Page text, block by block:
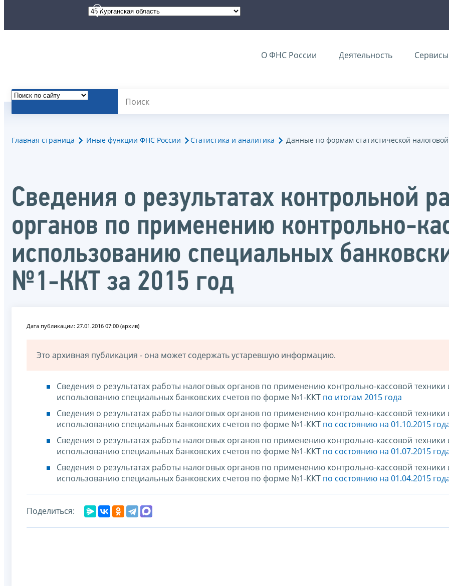
О ФНС России Деятельность Сервисы
Главная страница Иные функции ФНС России Статистика и аналитика Данные по формам статистической налоговой
Сведения о результатах контрольной
органов по применению контрольно-
использованию специальных
№1-ККТ за 2015 год
Дата публикации: 27.01.2016 07:00 (архив)
Это архивная публикация - она может содержать устаревшую информацию.
Сведения о результатах работы налоговых органов по применению контрольно-кассовой техники
использованию специальных банковских счетов по форме №1-ККТ по итогам 2015 года
Сведения о результатах работы налоговых органов по применению контрольно-кассовой техники
использованию специальных банковских счетов по форме №1-ККТ по состоянию на 01.10.2015
Сведения о результатах работы налоговых органов по применению контрольно-кассовой техники
использованию специальных банковских счетов по форме №1-ККТ по состоянию на 01.07.2015
Сведения о результатах работы налоговых органов по применению контрольно-кассовой техники
использованию специальных банковских счетов по форме №1-ККТ по состоянию на 01.04.2015
Поделиться: